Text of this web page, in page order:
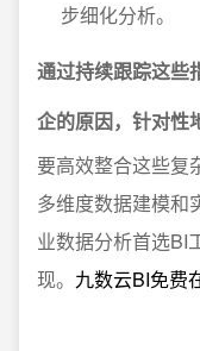
步细化分析。
通过持续跟踪这些
企的原因，针对性
要高效整合这些复
多维度数据建模和
业数据分析首选BI
现。 九数云BI免费